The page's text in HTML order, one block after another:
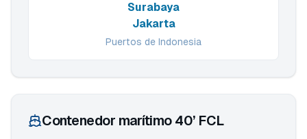
Surabaya
Jakarta
Puertos de Indonesia
Contenedor marítimo 40’ FCL